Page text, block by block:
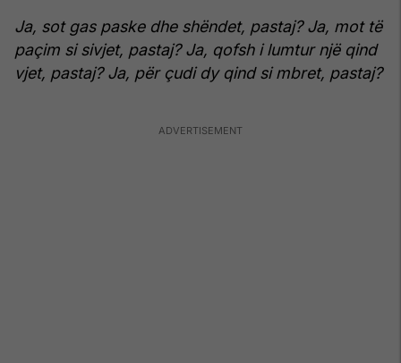
Ja, sot gas paske dhe shëndet, pastaj? Ja, mot të
paçim si sivjet, pastaj? Ja, qofsh i lumtur një qind
vjet, pastaj? Ja, për çudi dy qind si mbret, pastaj?